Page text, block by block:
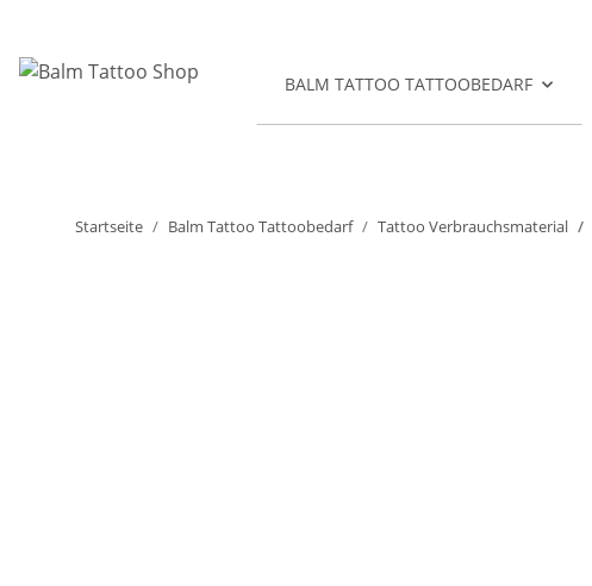
BALM TATTOO TATTOOBEDARF
Startseite Balm Tattoo Tattoobedarf Tattoo Verbrauchsmaterial